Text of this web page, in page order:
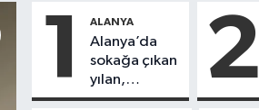
1 ALANYA
Alanya’da
sokağa çıkan
yılan,
vatandaşı
2